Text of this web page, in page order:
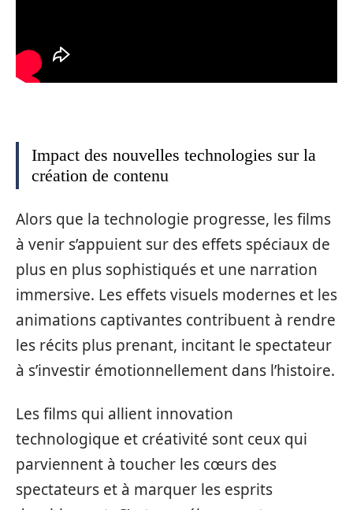
Impact des nouvelles technologies sur la
création de contenu
Alors que la technologie progresse, les films
à venir s’appuient sur des effets spéciaux de
plus en plus sophistiqués et une narration
immersive. Les effets visuels modernes et les
animations captivantes contribuent à rendre
les récits plus prenant, incitant le spectateur
à s’investir émotionnellement dans l’histoire.
Les films qui allient innovation
technologique et créativité sont ceux qui
parviennent à toucher les cœurs des
spectateurs et à marquer les esprits